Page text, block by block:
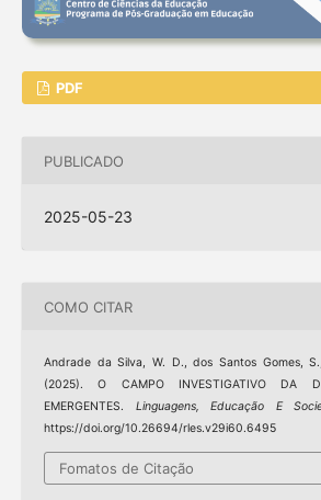
PDF
PUBLICADO
2025-05-23
COMO CITAR
Andrade da Silva, W. D., dos Santos Gomes,
(2025). O CAMPO INVESTIGATIVO DA
EMERGENTES. Linguagens, Educação E
https://doi.org/10.26694/rles.v29i60.6495
Fomatos de Citação